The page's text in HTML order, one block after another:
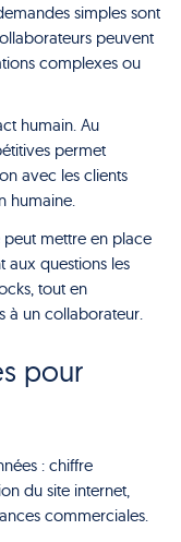
simples sont
peuvent
complexes ou
humain. Au
permet
avec les clients
humaine.
mettre en place
aux questions les
tout en
à un collaborateur.
pour
: chiffre
du site internet,
commerciales.